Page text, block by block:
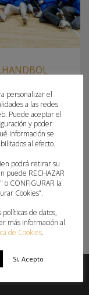
DEL FIN DE
ALMORADI, COPA
personalizar el
a las redes
Puede aceptar el
y poder
información se
al efecto.
podrá retirar su
puede RECHAZAR
o CONFIGURAR la
Cookies”.
de datos,
más información al
de Cookies.
Sí, Acepto